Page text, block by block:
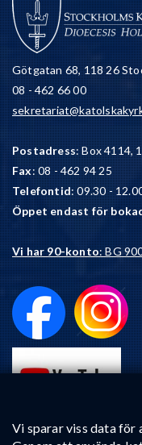
Vi sparar viss data för
Götgatan 68, 118 26
08 - 462 66 00
Postadress: Box 4114,
Fax: 08 - 462 94 25
Telefontid: 09.30 -
Öppet endast för
Vi har 90-konto: BG